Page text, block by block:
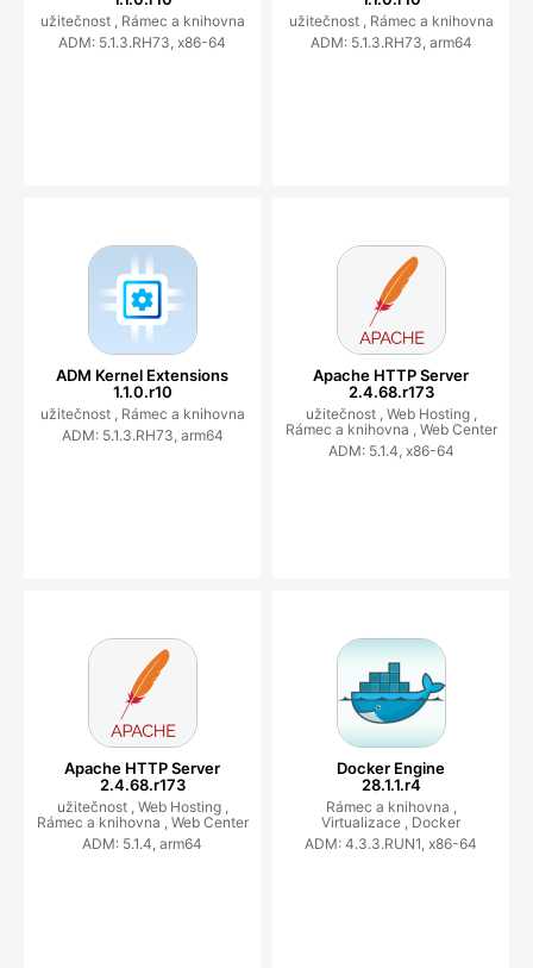
užitečnost , Rámec a knihovna
ADM: 5.1.3.RH73, x86-64
užitečnost , Rámec a knihovna
ADM: 5.1.3.RH73, arm64
ADM Kernel Extensions
1.1.0.r10
užitečnost , Rámec a knihovna
ADM: 5.1.3.RH73, arm64
Apache HTTP Server
2.4.68.r173
užitečnost , Web Hosting ,
Rámec a knihovna , Web Center
ADM: 5.1.4, x86-64
Apache HTTP Server
2.4.68.r173
užitečnost , Web Hosting ,
Rámec a knihovna , Web Center
ADM: 5.1.4, arm64
Docker Engine
28.1.1.r4
Rámec a knihovna ,
Virtualizace , Docker
ADM: 4.3.3.RUN1, x86-64